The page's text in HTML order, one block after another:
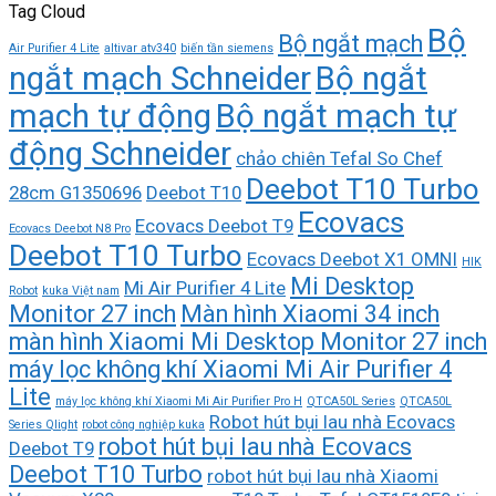
Tag Cloud
Air Purifier 4 Lite altivar atv340 biến tần siemens Bộ ngắt mạch Bộ
ngắt mạch SchneiderBộ ngắt
mạch tự động Bộ ngắt mạch tự
động Schneider chảo chiên Tefal So Chef
28cm G1350696 Deebot T10 Deebot T10 Turbo
Ecovacs Deebot N8 Pro Ecovacs Deebot T9 Ecovacs
Deebot T10 Turbo Ecovacs Deebot X1 OMNI HIK
Robot kuka Việt nam Mi Air Purifier 4 Lite Mi Desktop
Monitor 27 inch Màn hình Xiaomi 34 inch
màn hình Xiaomi Mi Desktop Monitor 27 inch
máy lọc không khí Xiaomi Mi Air Purifier 4
Lite máy lọc không khí Xiaomi Mi Air Purifier Pro H QTCA50L Series QTCA50L
Series Qlight robot công nghiệp kuka Robot hút bụi lau nhà Ecovacs
Deebot T9 robot hút bụi lau nhà Ecovacs
Deebot T10 Turbo robot hút bụi lau nhà Xiaomi